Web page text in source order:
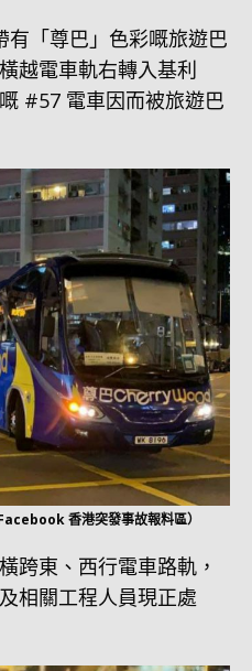
「尊巴」色彩嘅旅遊巴
越電車軌右轉入基利
#57 電車因而被旅遊巴
香港突發事故報料區）
跨東、西行電車路軌，
相關工程人員現正處